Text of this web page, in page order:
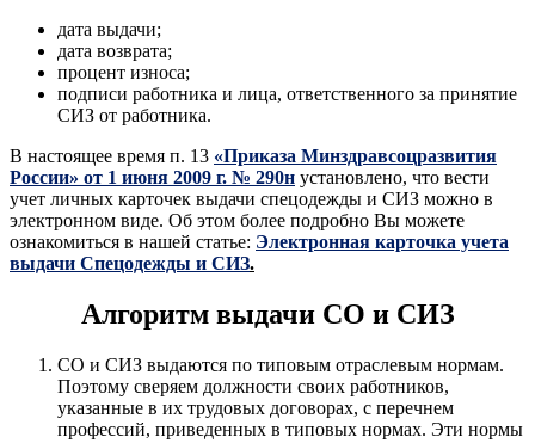
дата выдачи;
дата возврата;
процент износа;
подписи работника и лица, ответственного за принятие
СИЗ от работника.
В настоящее время п. 13 «Приказа Минздравсоцразвития
России» от 1 июня 2009 г. № 290н установлено, что вести
учет личных карточек выдачи спецодежды и СИЗ можно в
электронном виде. Об этом более подробно Вы можете
ознакомиться в нашей статье: Электронная карточка учета
выдачи Спецодежды и СИЗ.
Алгоритм выдачи СО и СИЗ
СО и СИЗ выдаются по типовым отраслевым нормам.
Поэтому сверяем должности своих работников,
указанные в их трудовых договорах, с перечнем
профессий, приведенных в типовых нормах. Эти нормы